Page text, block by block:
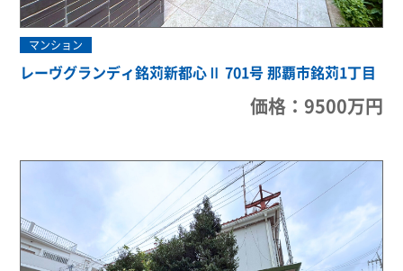
マンション
レーヴグランディ銘苅新都心Ⅱ 701号 那覇市銘苅1丁目
価格：9500万円